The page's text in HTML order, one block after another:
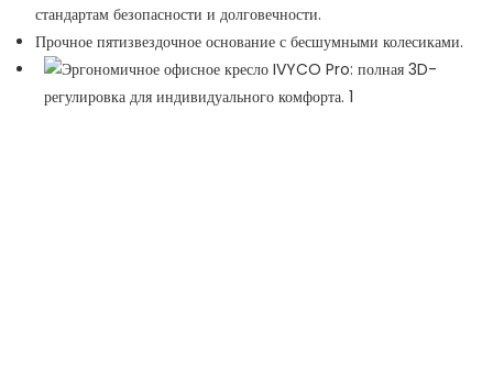
стандартам безопасности и долговечности.
Прочное пятизвездочное основание с бесшумными колесиками.